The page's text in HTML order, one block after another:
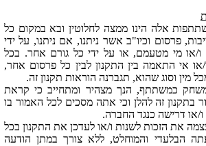
אלה הינו ממצה לחלוטין ובא במקום כל
פרסום וכיו"ב אשר ניתנו, אם ניתנו, על ידי
או מי מטעמם, או על ידי כל גורם אחר. בכל
אי התאמה בין התקנון לבין כל פרסום אחר,
מין וסוג שהוא, תגברנה הוראות תקנון זה.
כמשתתף, הנך מצהיר ומתחייב כי קראת
בתקנון זה להלן וכי אתה מסכים לכל האמור בו
או דרישה כנגד החברה.
את הזכות לשנות ו/או לעדכן את התקנון בכל
הבלעדי והמוחלט, ללא צורך במתן הודעה